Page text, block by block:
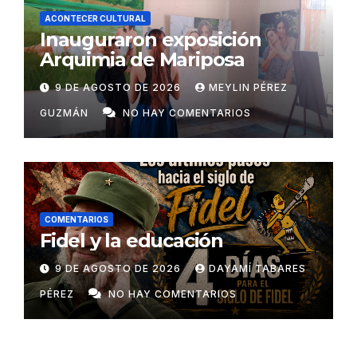
ACONTECER CULTURAL
Inauguraron exposición
Arquimia de Mariposa
9 DE AGOSTO DE 2026 MEYLIN PÉREZ
GUZMÁN NO HAY COMENTARIOS
COMENTARIOS
Fidel y la educación
9 DE AGOSTO DE 2026 DAYAMÍ TABARES
PÉREZ NO HAY COMENTARIOS